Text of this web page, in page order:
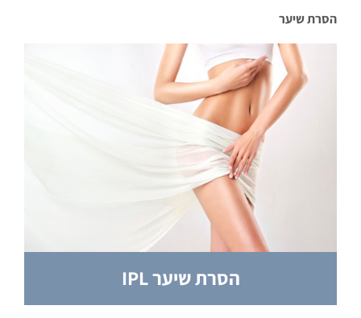
הסרת שיער
הסרת שיער IPL